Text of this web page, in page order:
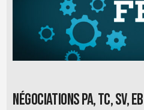
Négociations PA, TC, SV, EB